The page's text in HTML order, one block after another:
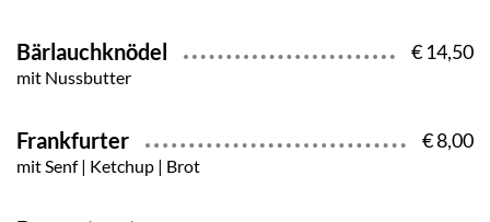
Bärlauchknödel € 14,50
mit Nussbutter
Frankfurter € 8,00
mit Senf | Ketchup | Brot